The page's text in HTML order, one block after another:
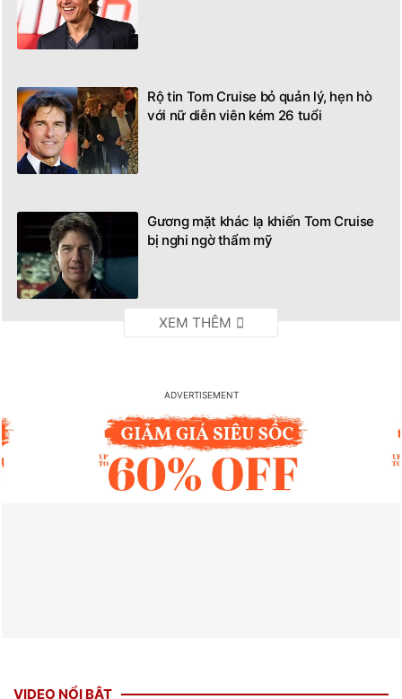
Rộ tin Tom Cruise bỏ quản lý, hẹn hò
với nữ diễn viên kém 26 tuổi
Gương mặt khác lạ khiến Tom Cruise
bị nghi ngờ thẩm mỹ
VIDEO NỔI BẬT